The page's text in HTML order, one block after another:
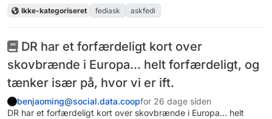
Ikke-kategoriseret fediask askfedi
DR har et forfærdeligt kort over
skovbrænde i Europa... helt forfærdeligt, og
tænker især på, hvor vi er ift.
benjaoming@social.data.coopfor 26 dage siden
DR har et forfærdeligt kort over skovbrænde i Europa... helt